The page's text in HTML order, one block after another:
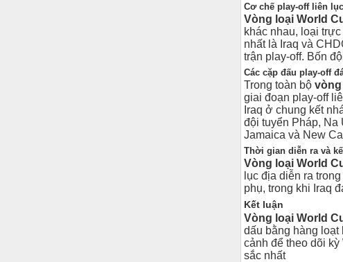
Cơ chế play-off liên
Vòng loại World
khác nhau, loại
nhất là Iraq và
trận play-off. Bốn
Các cặp đấu play-off
Trong toàn bộ vòng
giai đoạn play-off
Iraq ở chung kết
đội tuyển Pháp,
Jamaica và New
Thời gian diễn ra và
Vòng loại World
lục địa diễn ra
phụ, trong khi Iraq
Kết luận
Vòng loại World
dấu bằng hàng loạt
cảnh để theo dõi
sắc nhất